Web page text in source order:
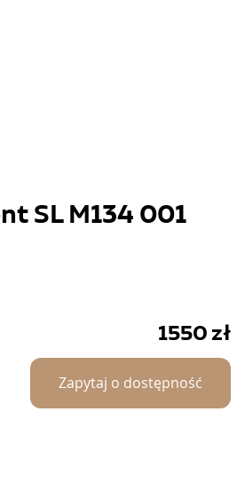
SL M134 001
1550zł
Zapytaj o dostępność